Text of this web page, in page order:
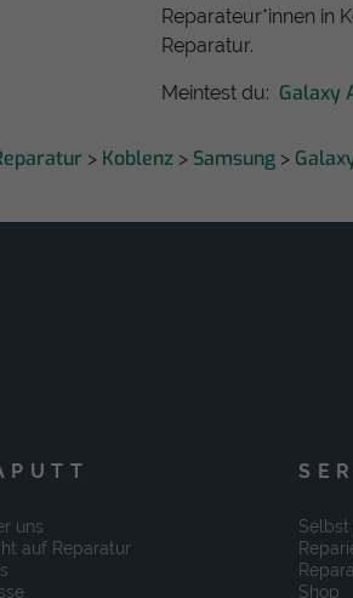
Reparateur*innen in
Reparatur.
Meintest du: Galaxy
> Koblenz > Samsung >
uns
auf Reparatur
Selbst
Shop